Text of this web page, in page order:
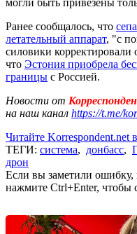
Ранее сообщалось, что
летательный аппарат, "с
силовики корректировали
что Эстония приобрела
границы с Россией.
Новости от
на наш канал https://t.me/
Читайте Korrespondent.net
ТЕГИ: система, донбасс,
дрон
Если вы заметили ошибку,
нажмите Ctrl+Enter, чтобы